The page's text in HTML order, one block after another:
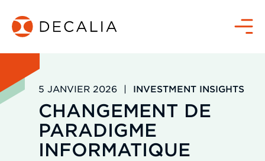
contenu
Menu
5 JANVIER 2026 | INVESTMENT INSIGHTS
CHANGEMENT DE
PARADIGME
INFORMATIQUE